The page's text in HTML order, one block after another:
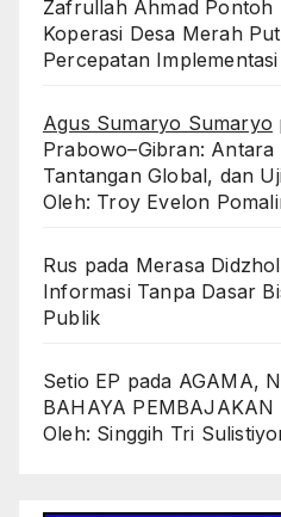
Zafrullah Ahmad Pontoh
Koperasi Desa Merah
Percepatan
Agus Sumaryo Sumaryo
Prabowo–Gibran: Antara
Tantangan Global, dan
Oleh: Troy Evelon
Rus pada Merasa
Informasi Tanpa Dasar
Publik
Setio EP pada AGAMA,
BAHAYA PEMBAJAKAN
Oleh: Singgih Tri